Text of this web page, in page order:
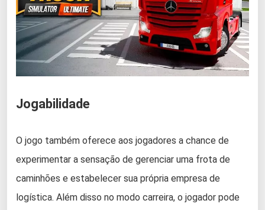
Jogabilidade
O jogo também oferece aos jogadores a chance de
experimentar a sensação de gerenciar uma frota de
caminhões e estabelecer sua própria empresa de
logística. Além disso no modo carreira, o jogador pode